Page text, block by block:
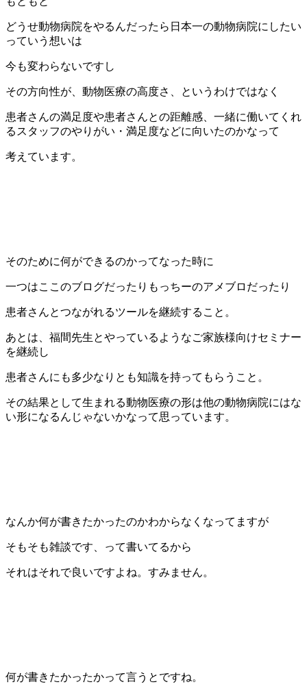
どうせ動物病院をやるんだったら日本一の動物病院にしたい
っていう想いは
今も変わらないですし
その方向性が、動物医療の高度さ、というわけではなく
患者さんの満足度や患者さんとの距離感、一緒に働いてくれ
るスタッフのやりがい・満足度などに向いたのかなって
考えています。
そのために何ができるのかってなった時に
一つはここのブログだったりもっちーのアメブロだったり
患者さんとつながれるツールを継続すること。
あとは、福間先生とやっているようなご家族様向けセミナー
を継続し
患者さんにも多少なりとも知識を持ってもらうこと。
その結果として生まれる動物医療の形は他の動物病院にはな
い形になるんじゃないかなって思っています。
なんか何が書きたかったのかわからなくなってますが
そもそも雑談です、って書いてるから
それはそれで良いですよね。すみません。
何が書きたかったかって言うとですね。